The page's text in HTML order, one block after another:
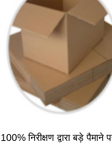
100% निरीक्षण द्वारा बड़े पैमाने